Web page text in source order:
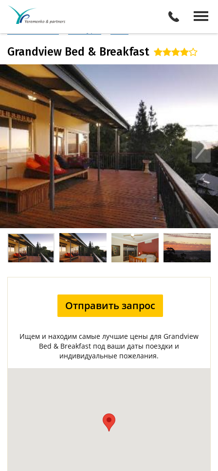
Австралия
Grandview Bed & Breakfast
Отправить запрос
Ищем и находим самые лучшие цены для Grandview
Bed & Breakfast под ваши даты поездки и
индивидуальные пожелания.